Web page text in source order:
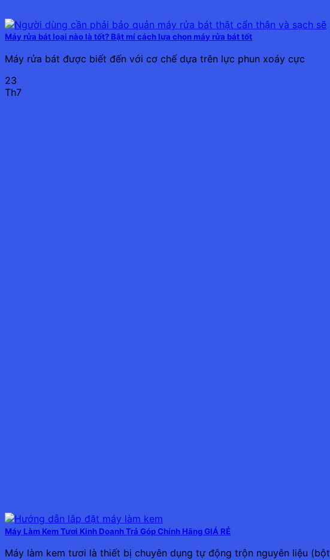
Máy rửa bát loại nào là tốt? Bật mí cách lựa chọn máy rửa bát tốt
Máy rửa bát được biết đến với cơ chế dựa trên lực phun xoáy cực
23
Th7
Máy Làm Kem Tươi Kinh Doanh Trả Góp Chính Hãng GIÁ RẺ
Máy làm kem tươi là thiết bị chuyên dụng tự động trộn nguyên liệu (bột